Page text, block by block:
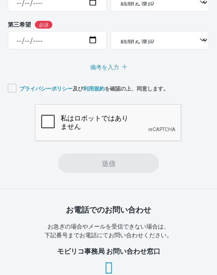
第三希望 必須
備考を入力
プライバシーポリシー及び利用規約を確認の上、同意します。
送信
お電話でのお問い合わせ
お急ぎの場合やメールを受信できない場合は、
下記番号までお電話にてお問い合わせください。
モビリコ事務局 お問い合わせ窓口